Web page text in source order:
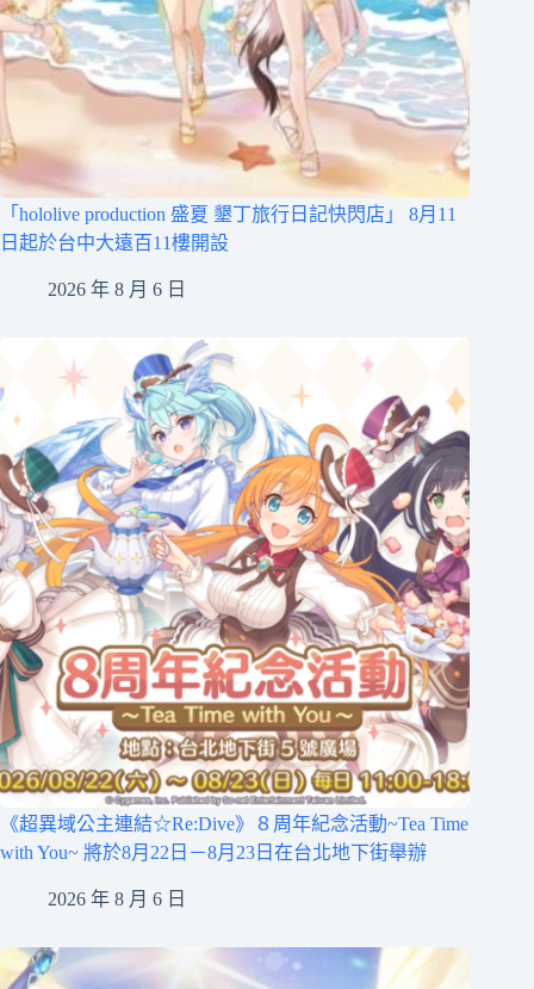
「hololive production 盛夏 墾丁旅行日記快閃店」 8月11
日起於台中大遠百11樓開設
2026 年 8 月 6 日
《超異域公主連結☆Re:Dive》８周年紀念活動~Tea Time
with You~ 將於8月22日－8月23日在台北地下街舉辦
2026 年 8 月 6 日